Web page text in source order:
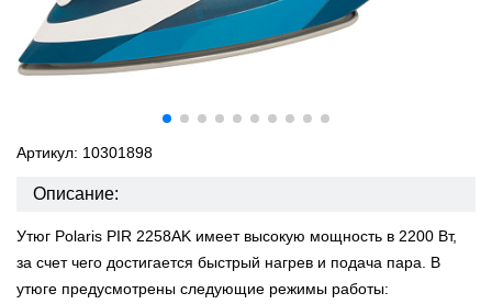
Артикул: 10301898
Описание:
Утюг Polaris PIR 2258AK имеет высокую мощность в 2200 Вт,
за счет чего достигается быстрый нагрев и подача пара. В
утюге предусмотрены следующие режимы работы: